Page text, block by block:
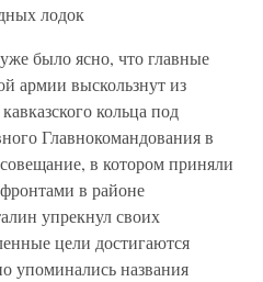
лодок
было ясно, что главные
армии выскользнут из
кольца под
Главнокомандования в
в котором приняли
в районе
упрекнул своих
цели достигаются
упоминались названия